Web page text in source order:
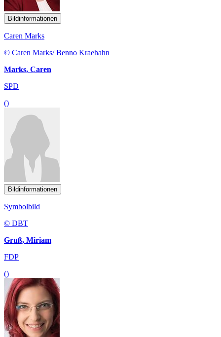
Bildinformationen
Caren Marks
© Caren Marks/ Benno Kraehahn
Marks, Caren
SPD
()
Bildinformationen
Symbolbild
© DBT
Gruß, Miriam
FDP
()